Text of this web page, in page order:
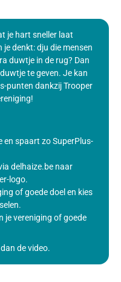
je hart sneller laat
denkt: dju die mensen
duwtje in de rug? Dan
te geven. Je kan
punten dankzij Trooper
en spaart zo SuperPlus-
delhaize.be naar
logo.
of goede doel en kies
je vereniging of goede
de video.